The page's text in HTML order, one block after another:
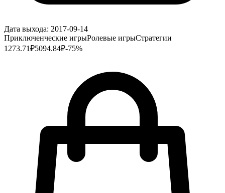
Дата выхода: 2017-09-14
Приключенческие игрыРолевые игрыСтратегии
1273.71₽5094.84₽-75%